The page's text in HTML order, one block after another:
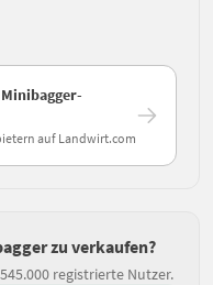
auf Landwirt.com
zu verkaufen?
registrierte Nutzer.